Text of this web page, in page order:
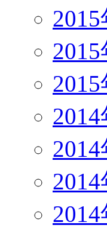
2015
2015
2015
2014
2014
2014
2014